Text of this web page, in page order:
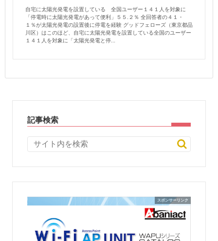
自宅に太陽光発電を設置している 全国ユーザー１４１人を対象に
「停電時に太陽光発電があって便利」５５.２％ 全回答者の４１・
１％が太陽光発電の設置後に停電を経験 グッドフェローズ（東京都品
川区）はこのほど、自宅に太陽光発電を設置している全国のユーザー
１４１人を対象に「太陽光発電と停...
記事検索